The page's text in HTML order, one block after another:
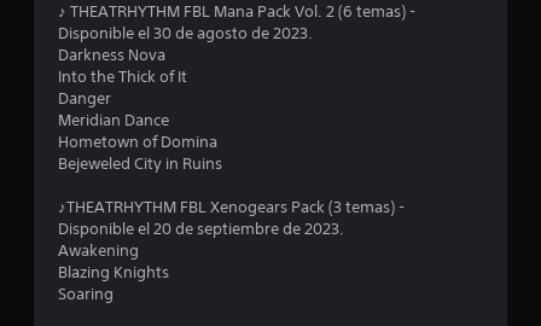
♪ THEATRHYTHM FBL Mana Pack Vol. 2 (6 temas) -
Disponible el 30 de agosto de 2023.
Darkness Nova
Into the Thick of It
Danger
Meridian Dance
Hometown of Domina
Bejeweled City in Ruins
♪THEATRHYTHM FBL Xenogears Pack (3 temas) -
Disponible el 20 de septiembre de 2023.
Awakening
Blazing Knights
Soaring